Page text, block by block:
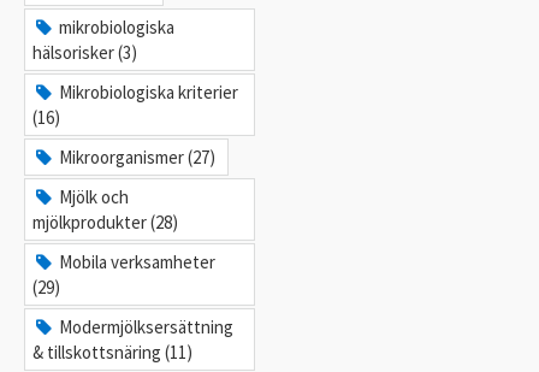
mikrobiologiska
hälsorisker (3)
Mikrobiologiska kriterier
(16)
Mikroorganismer (27)
Mjölk och
mjölkprodukter (28)
Mobila verksamheter
(29)
Modermjölksersättning
& tillskottsnäring (11)